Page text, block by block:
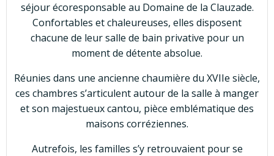
séjour écoresponsable au Domaine de la Clauzade.
Confortables et chaleureuses, elles disposent
chacune de leur salle de bain privative pour un
moment de détente absolue.
Réunies dans une ancienne chaumière du XVIIe siècle,
ces chambres s’articulent autour de la salle à manger
et son majestueux cantou, pièce emblématique des
maisons corréziennes.
Autrefois, les familles s’y retrouvaient pour se